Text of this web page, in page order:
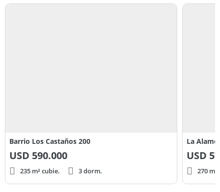
Barrio Los Castaños 200
USD 590.000
235 m² cubie. 3 dorm.
La
USD
270